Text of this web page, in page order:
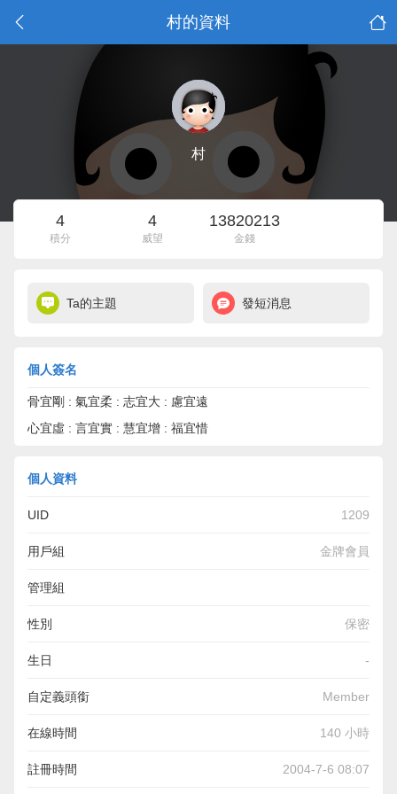
村的資料
村
4
積分
4
威望
13820213
金錢
Ta的主題 發短消息
個人簽名
骨宜剛 : 氣宜柔 : 志宜大 : 慮宜遠
心宜虛 : 言宜實 : 慧宜增 : 福宜惜
個人資料
UID 1209
用戶組 金牌會員
管理組
性別 保密
生日 -
自定義頭銜 Member
在線時間 140 小時
註冊時間 2004-7-6 08:07